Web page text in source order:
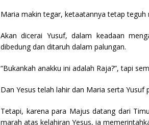
Maria makin tegar, ketaatannya tetap teguh
Akan dicerai Yusuf, dalam keadaan
dibedung dan ditaruh dalam palungan.
“Bukankah anakku ini adalah Raja?”, tapi
Dan Yesus telah lahir dan Maria serta Yusuf
Tetapi, karena para Majus datang dari
marah atas kelahiran Yesus, ia